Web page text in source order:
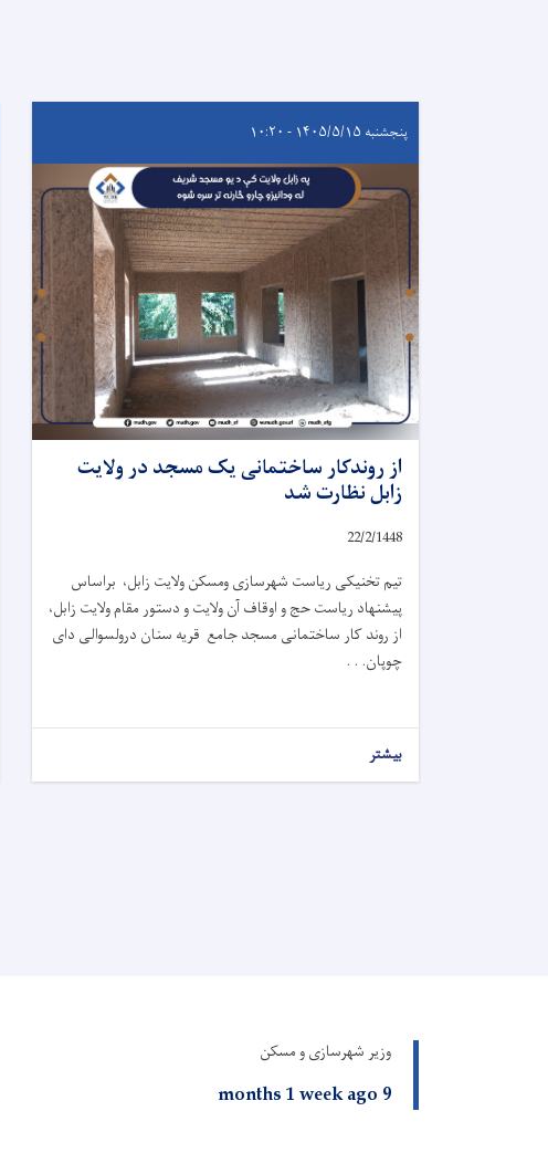
پنجشنبه ۱۴۰۵/۵/۱۵ - ۱۰:۲۰
از روندکار ساختمانی یک مسجد در ولایت
زابل نظارت شد
22/2/1448
تیم تخنیکی ریاست شهرسازی ومسکن ولایت زابل، براساس
پیشنهاد ریاست حج و اوقاف آن ولایت و دستور مقام ولایت زابل،
از روند کار ساختمانی مسجد جامع قریه سنان درولسوالی دای
چوپان. . .
بیشتر
وزیر شهرسازی و مسکن
9 months 1 week ago